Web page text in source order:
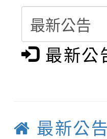
結果(第
程資訊
「祖孫
絕-親
報，惠
「校園
員」簡
115學
115學
學年度
【甄選
最新公
最新公